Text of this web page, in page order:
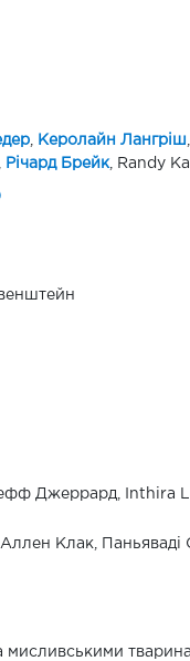
, Керолайн Лангріш
Річард Брейк, Randy
Джеррард, Inthira
Клак, Паньяваді
мисливськими